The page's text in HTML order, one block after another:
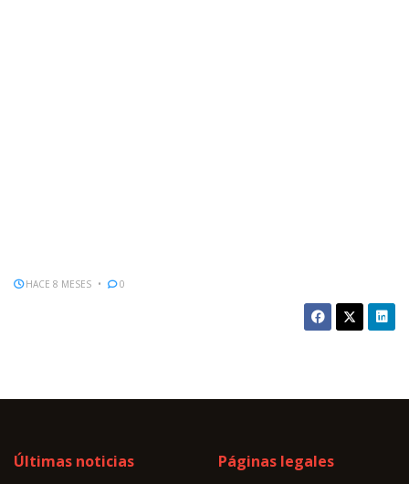
HACE 8 MESES 0
Últimas noticias Páginas legales